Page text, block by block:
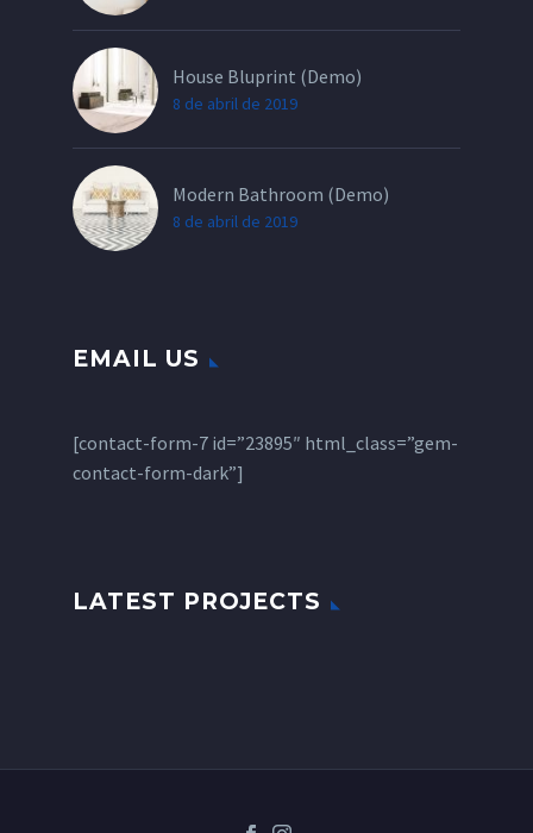
House Bluprint (Demo)
8 de abril de 2019
Modern Bathroom (Demo)
8 de abril de 2019
EMAIL US
[contact-form-7 id=”23895″ html_class=”gem-
contact-form-dark”]
LATEST PROJECTS